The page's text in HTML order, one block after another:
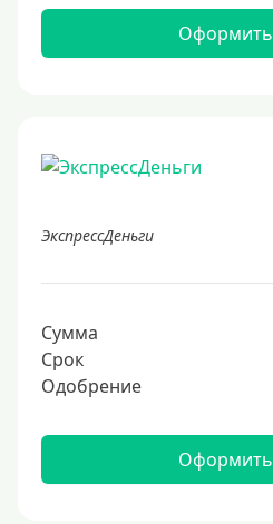
Оформить
ЭкспрессДеньги
Сумма
Срок
Одобрение
Оформить